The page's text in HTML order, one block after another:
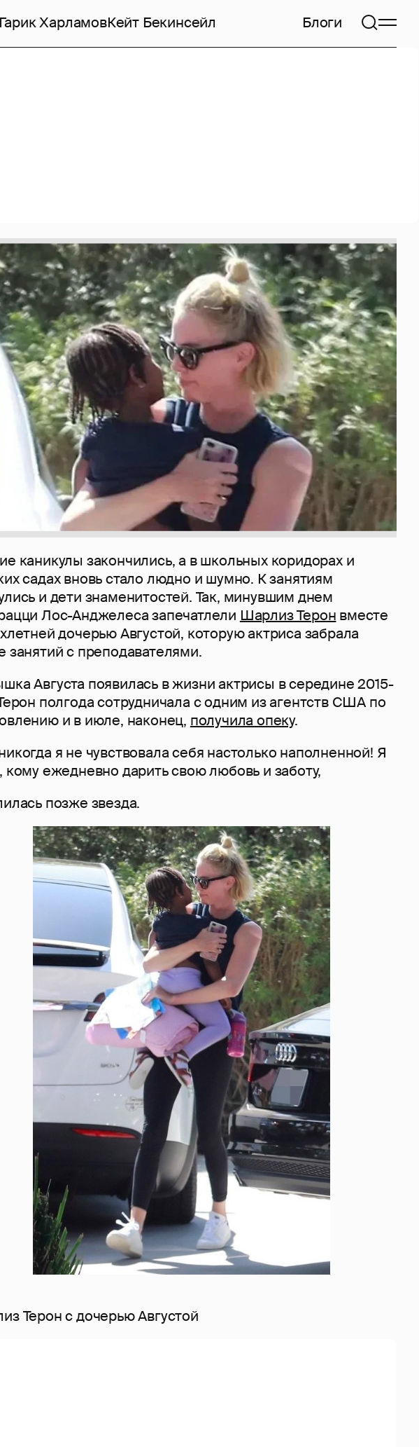
ХарламовКейт Бекинсейл Блоги
каникулы закончились, а в школьных коридорах и
садах вновь стало людно и шумно. К занятиям
и дети знаменитостей. Так, минувшим днем
Лос-Анджелеса запечатлели Шарлиз Терон вместе
дочерью Августой, которую актриса забрала
занятий с преподавателями.
Августа появилась в жизни актрисы в середине 2015-
полгода сотрудничала с одним из агентств США по
и в июле, наконец, получила опеку.
я не чувствовала себя настолько наполненной! Я
кому ежедневно дарить свою любовь и заботу,
позже звезда.
Терон с дочерью Августой